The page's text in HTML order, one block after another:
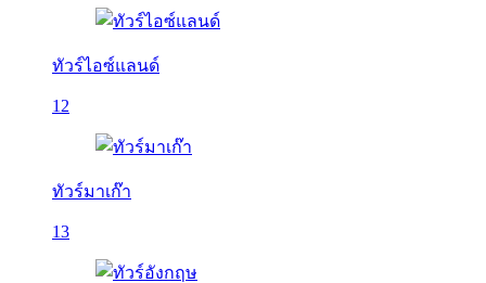
ทัวร์ไอซ์แลนด์
12
ทัวร์มาเก๊า
13